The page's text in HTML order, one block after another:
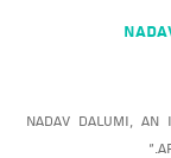
Nadav Dalumi,